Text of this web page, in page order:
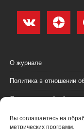
Вы соглашаетесь на
метрических программ.
О журнале
Политика в отношении
Согласие на обработку
Пользовательское